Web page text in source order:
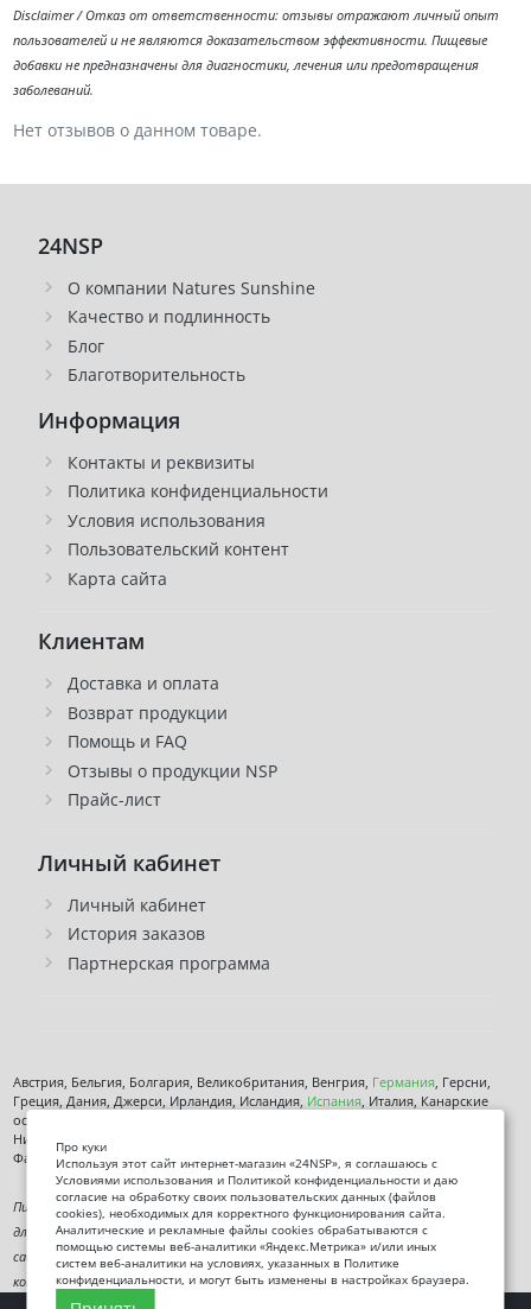
Disclaimer / Отказ от ответственности: отзывы отражают личный опыт
пользователей и не являются доказательством эффективности. Пищевые
добавки не предназначены для диагностики, лечения или предотвращения
заболеваний.
Нет отзывов о данном товаре.
24NSP
О компании Natures Sunshine
Качество и подлинность
Блог
Благотворительность
Информация
Контакты и реквизиты
Политика конфиденциальности
Условия использования
Пользовательский контент
Карта сайта
Клиентам
Доставка и оплата
Возврат продукции
Помощь и FAQ
Отзывы о продукции NSP
Прайс-лист
Личный кабинет
Личный кабинет
История заказов
Партнерская программа
Австрия, Бельгия, Болгария, Великобритания, Венгрия, Германия, Герсни,
Греция, Дания, Джерси, Ирландия, Исландия, Испания, Италия, Канарские
острова, Кипр, Латвия, Литва, Лихтенштейн, Люксембург, Мальта, Монако,
Нидерланды, Норвегия,
Фарерские острова, Финляндия,Франция, Хорватия, Швеция,Эстония
Пищевая добавка. Не является лекарственным средством. Не предназначена
для диагностики, лечения или предотвращения заболеваний. Информация на
сайте представлена исключительно в ознакомительных целях и не заменяет
консультацию специалиста.
Про куки
Используя этот сайт интернет-магазин «24NSP», я соглашаюсь с
Условиями использования и Политикой конфиденциальности и даю
согласие на обработку своих пользовательских данных (файлов
cookies), необходимых для корректного функционирования сайта.
Аналитические и рекламные файлы cookies обрабатываются с
помощью системы веб-аналитики «Яндекс.Метрика» и/или иных
систем веб-аналитики на условиях, указанных в Политике
конфиденциальности, и могут быть изменены в настройках браузера.